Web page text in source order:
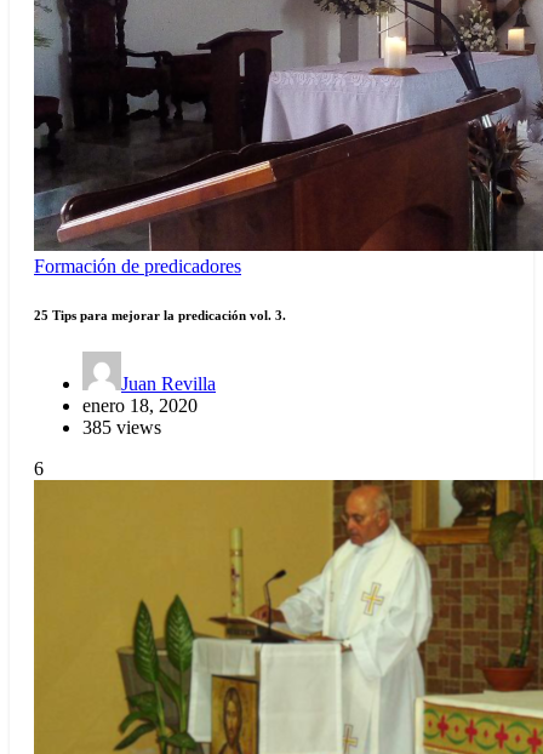
Formación de predicadores
25 Tips para mejorar la predicación vol. 3.
Juan Revilla
enero 18, 2020
385 views
6